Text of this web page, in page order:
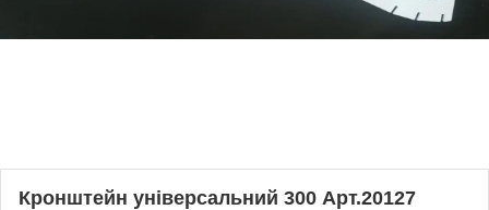
Кронштейн універсальний 300 Арт.20127